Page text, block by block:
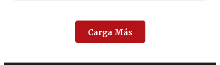
Carga Más